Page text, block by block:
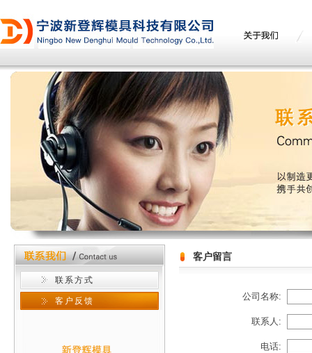
联系方式
客户反馈
客户留言
公司名称:
联系人:
电话: